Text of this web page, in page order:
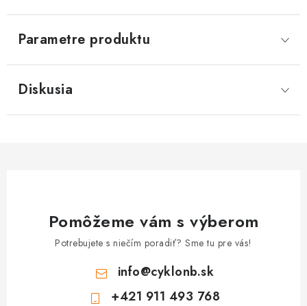
Parametre produktu
Diskusia
Pomôžeme vám s výberom
Potrebujete s niečím poradiť? Sme tu pre vás!
info@cyklonb.sk
+421 911 493 768